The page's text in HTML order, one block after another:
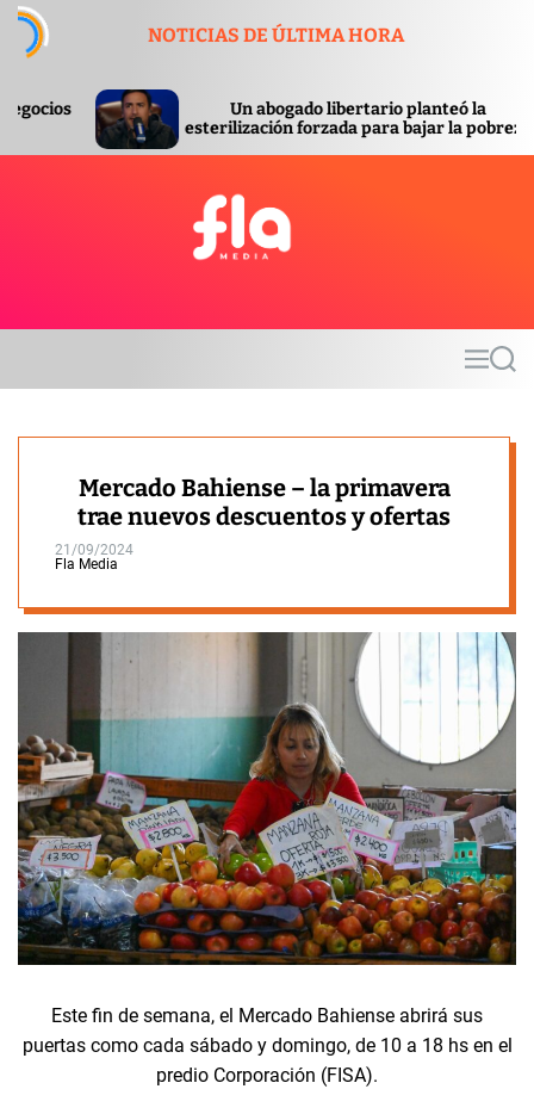
t
NOTICIAS DE ÚLTIMA HORA
Un abogado libertario planteó la
esterilización forzada para bajar la pobreza
Se
a
MS
Mercado Bahiense – la primavera
trae nuevos descuentos y ofertas
21/09/2024
Fla Media
Este fin de semana, el Mercado Bahiense abrirá sus
puertas como cada sábado y domingo, de 10 a 18 hs en el
predio Corporación (FISA).